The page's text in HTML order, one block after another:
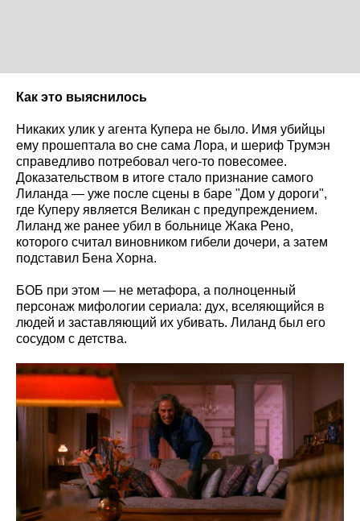
Как это выяснилось
Никаких улик у агента Купера не было. Имя убийцы
ему прошептала во сне сама Лора, и шериф Трумэн
справедливо потребовал чего-то повесомее.
Доказательством в итоге стало признание самого
Лиланда — уже после сцены в баре "Дом у дороги",
где Куперу является Великан с предупреждением.
Лиланд же ранее убил в больнице Жака Рено,
которого считал виновником гибели дочери, а затем
подставил Бена Хорна.
БОБ при этом — не метафора, а полноценный
персонаж мифологии сериала: дух, вселяющийся в
людей и заставляющий их убивать. Лиланд был его
сосудом с детства.